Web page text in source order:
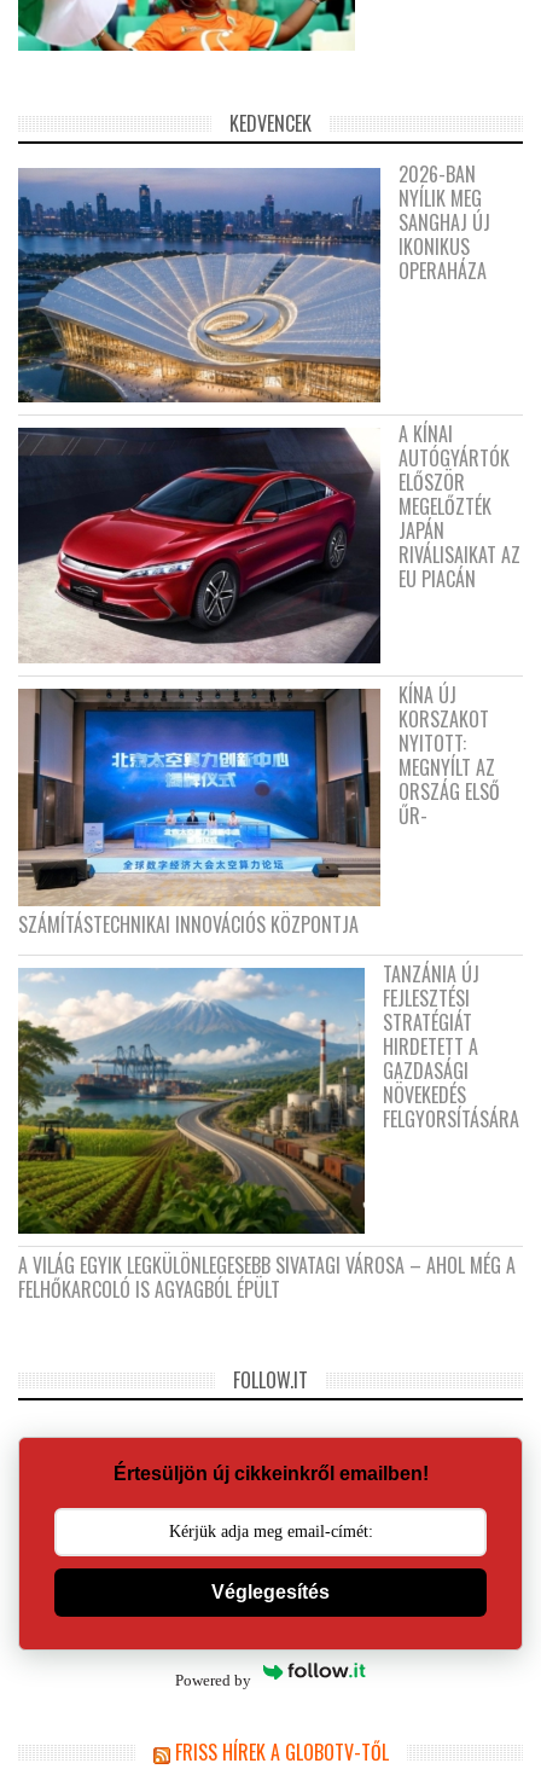
KEDVENCEK
2026-BAN
NYÍLIK MEG
SANGHAJ ÚJ
IKONIKUS
OPERAHÁZA
A KÍNAI
AUTÓGYÁRTÓK
ELŐSZÖR
MEGELŐZTÉK
JAPÁN
RIVÁLISAIKAT AZ
EU PIACÁN
KÍNA ÚJ
KORSZAKOT
NYITOTT:
MEGNYÍLT AZ
ORSZÁG ELSŐ
ŰR-
SZÁMÍTÁSTECHNIKAI INNOVÁCIÓS KÖZPONTJA
TANZÁNIA ÚJ
FEJLESZTÉSI
STRATÉGIÁT
HIRDETETT A
GAZDASÁGI
NÖVEKEDÉS
FELGYORSÍTÁSÁRA
A VILÁG EGYIK LEGKÜLÖNLEGESEBB SIVATAGI VÁROSA – AHOL MÉG A
FELHŐKARCOLÓ IS AGYAGBÓL ÉPÜLT
FOLLOW.IT
Értesüljön új cikkeinkről emailben!
Véglegesítés
Powered by
FRISS HÍREK A GLOBOTV-TŐL